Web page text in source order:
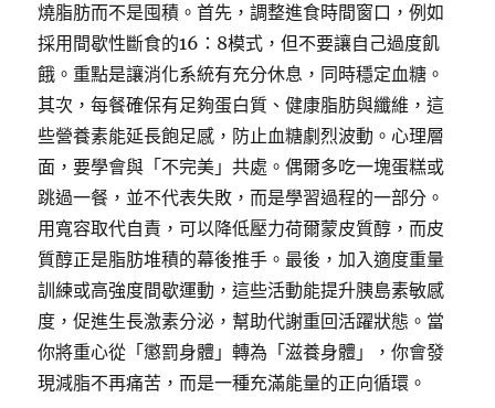
燒脂肪而不是囤積。首先，調整進食時間窗口，例如
採用間歇性斷食的16：8模式，但不要讓自己過度飢
餓。重點是讓消化系統有充分休息，同時穩定血糖。
其次，每餐確保有足夠蛋白質、健康脂肪與纖維，這
些營養素能延長飽足感，防止血糖劇烈波動。心理層
面，要學會與「不完美」共處。偶爾多吃一塊蛋糕或
跳過一餐，並不代表失敗，而是學習過程的一部分。
用寬容取代自責，可以降低壓力荷爾蒙皮質醇，而皮
質醇正是脂肪堆積的幕後推手。最後，加入適度重量
訓練或高強度間歇運動，這些活動能提升胰島素敏感
度，促進生長激素分泌，幫助代謝重回活躍狀態。當
你將重心從「懲罰身體」轉為「滋養身體」，你會發
現減脂不再痛苦，而是一種充滿能量的正向循環。